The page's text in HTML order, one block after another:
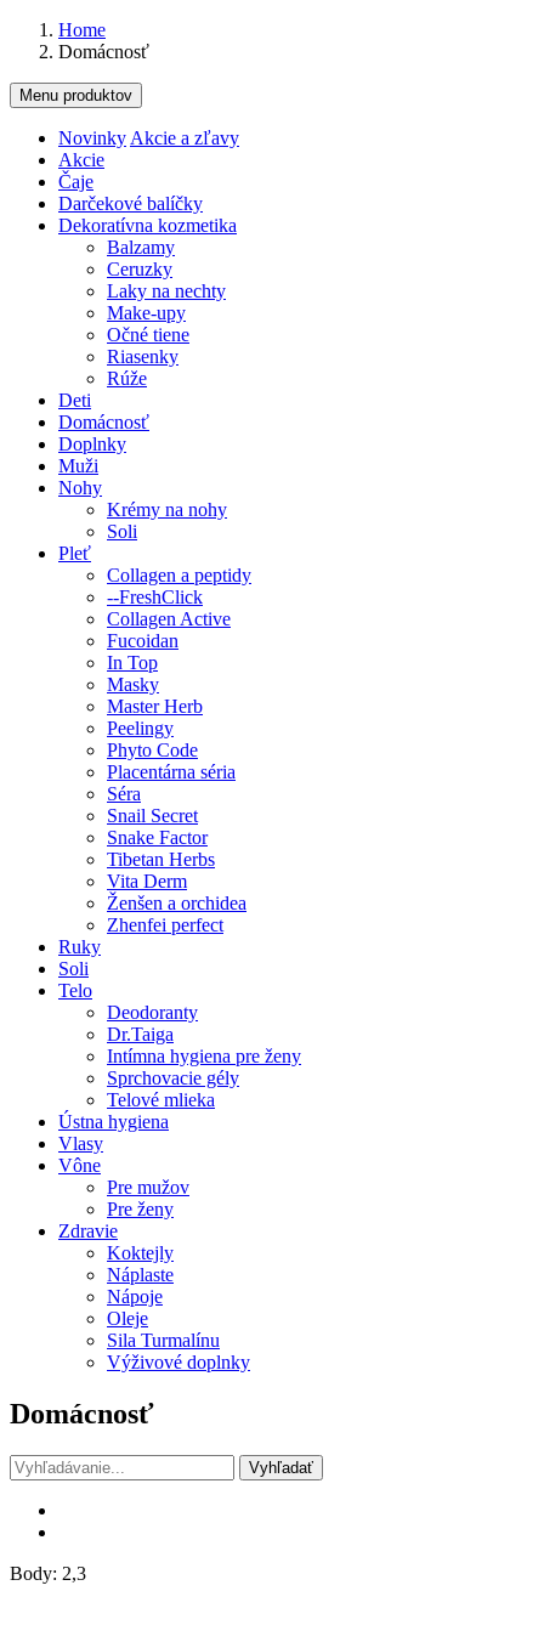
Previous Next
Home
Domácnosť
Menu produktov
Novinky Akcie a zľavy
Akcie
Čaje
Darčekové balíčky
Dekoratívna kozmetika
Balzamy
Ceruzky
Laky na nechty
Make-upy
Očné tiene
Riasenky
Rúže
Deti
Domácnosť
Doplnky
Muži
Nohy
Krémy na nohy
Soli
Pleť
Collagen a peptidy
--FreshClick
Collagen Active
Fucoidan
In Top
Masky
Master Herb
Peelingy
Phyto Code
Placentárna séria
Séra
Snail Secret
Snake Factor
Tibetan Herbs
Vita Derm
Ženšen a orchidea
Zhenfei perfect
Ruky
Soli
Telo
Deodoranty
Dr.Taiga
Intímna hygiena pre ženy
Sprchovacie gély
Telové mlieka
Ústna hygiena
Vlasy
Vône
Pre mužov
Pre ženy
Zdravie
Koktejly
Náplaste
Nápoje
Oleje
Sila Turmalínu
Výživové doplnky
Domácnosť
Vyhľadať
Body: 2,3